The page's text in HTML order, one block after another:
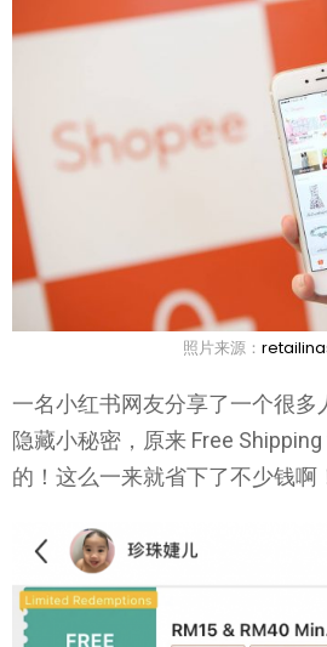
照片来源：
一名小红书网友分享了一个很多
隐藏小秘密，原来 Free
的！这么一来就省下了不少钱啊